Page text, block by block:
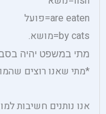
are eaten=פועל
by cats=מושא.
מתי במשפט יהיה
*מתי שאנו רוצים
אנו נותנים חשיבות